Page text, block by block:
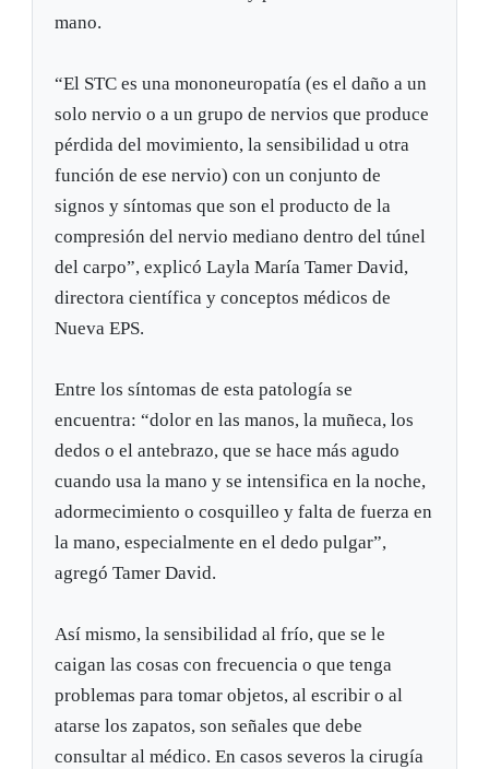
mano.
“El STC es una mononeuropatía (es el daño a un
solo nervio o a un grupo de nervios que produce
pérdida del movimiento, la sensibilidad u otra
función de ese nervio) con un conjunto de
signos y síntomas que son el producto de la
compresión del nervio mediano dentro del túnel
del carpo”, explicó Layla María Tamer David,
directora científica y conceptos médicos de
Nueva EPS.
Entre los síntomas de esta patología se
encuentra: “dolor en las manos, la muñeca, los
dedos o el antebrazo, que se hace más agudo
cuando usa la mano y se intensifica en la noche,
adormecimiento o cosquilleo y falta de fuerza en
la mano, especialmente en el dedo pulgar”,
agregó Tamer David.
Así mismo, la sensibilidad al frío, que se le
caigan las cosas con frecuencia o que tenga
problemas para tomar objetos, al escribir o al
atarse los zapatos, son señales que debe
consultar al médico. En casos severos la cirugía